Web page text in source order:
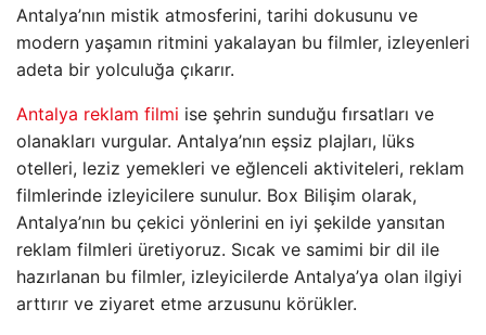
Antalya’nın mistik atmosferini, tarihi dokusunu ve
modern yaşamın ritmini yakalayan bu filmler, izleyenleri
adeta bir yolculuğa çıkarır.
Antalya reklam filmi ise şehrin sunduğu fırsatları ve
olanakları vurgular. Antalya’nın eşsiz plajları, lüks
otelleri, leziz yemekleri ve eğlenceli aktiviteleri, reklam
filmlerinde izleyicilere sunulur. Box Bilişim olarak,
Antalya’nın bu çekici yönlerini en iyi şekilde yansıtan
reklam filmleri üretiyoruz. Sıcak ve samimi bir dil ile
hazırlanan bu filmler, izleyicilerde Antalya’ya olan ilgiyi
arttırır ve ziyaret etme arzusunu körükler.